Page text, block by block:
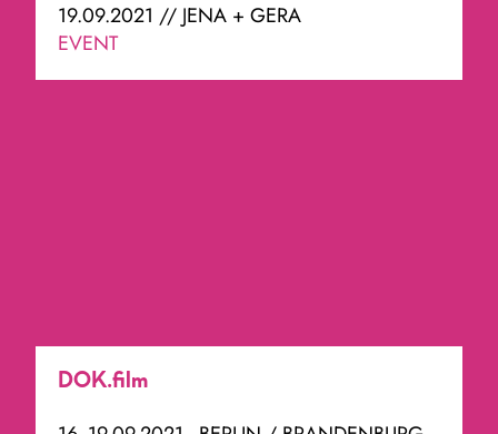
19.09.2021 // JENA + GERA
EVENT
DOK.film